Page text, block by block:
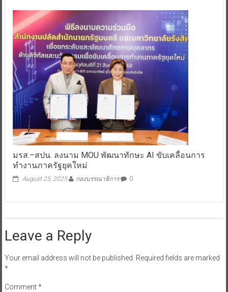
มรส.–สปน. ลงนาม MOU พัฒนาทักษะ AI ขับเคลื่อนการ
ทำงานภาครัฐยุคใหม่
August 25, 2025 กองบรรณาธิการ 0
Leave a Reply
Your email address will not be published. Required fields are marked
*
Comment*